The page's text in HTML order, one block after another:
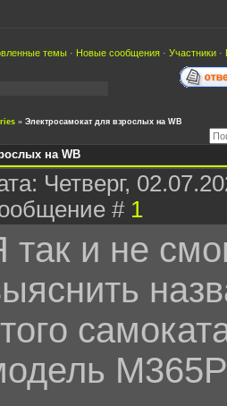
темы · Новые сообщения · Участники ·
» Электросамокат для взрослых на WB
на WB
Четверг,
# 1
так и не